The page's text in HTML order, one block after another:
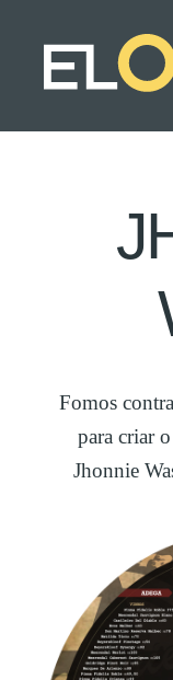
Fomos
para criar
Jhonnie